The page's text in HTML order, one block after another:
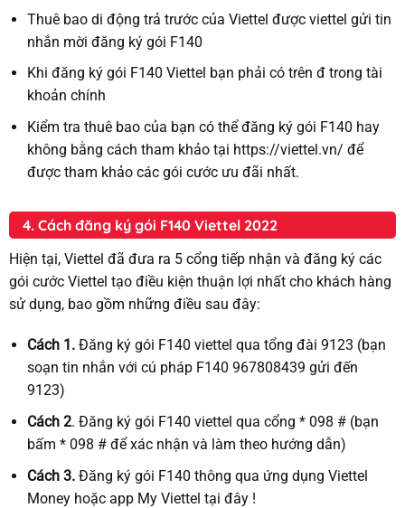
Thuê bao di động trả trước của Viettel được viettel gửi tin
nhắn mời đăng ký gói F140
Khi đăng ký gói F140 Viettel bạn phải có trên đ trong tài
khoản chính
Kiểm tra thuê bao của bạn có thể đăng ký gói F140 hay
không bằng cách tham khảo tại https://viettel.vn/ để
được tham khảo các gói cước ưu đãi nhất.
4. Cách đăng ký gói F140 Viettel 2022
Hiện tại, Viettel đã đưa ra 5 cổng tiếp nhận và đăng ký các
gói cước Viettel tạo điều kiện thuận lợi nhất cho khách hàng
sử dụng, bao gồm những điều sau đây:
Cách 1. Đăng ký gói F140 viettel qua tổng đài 9123 (bạn
soạn tin nhắn với cú pháp F140 967808439 gửi đến
9123)
Cách 2. Đăng ký gói F140 viettel qua cổng * 098 # (bạn
bấm * 098 # để xác nhận và làm theo hướng dẫn)
Cách 3. Đăng ký gói F140 thông qua ứng dụng Viettel
Money hoặc app My Viettel tại đây !